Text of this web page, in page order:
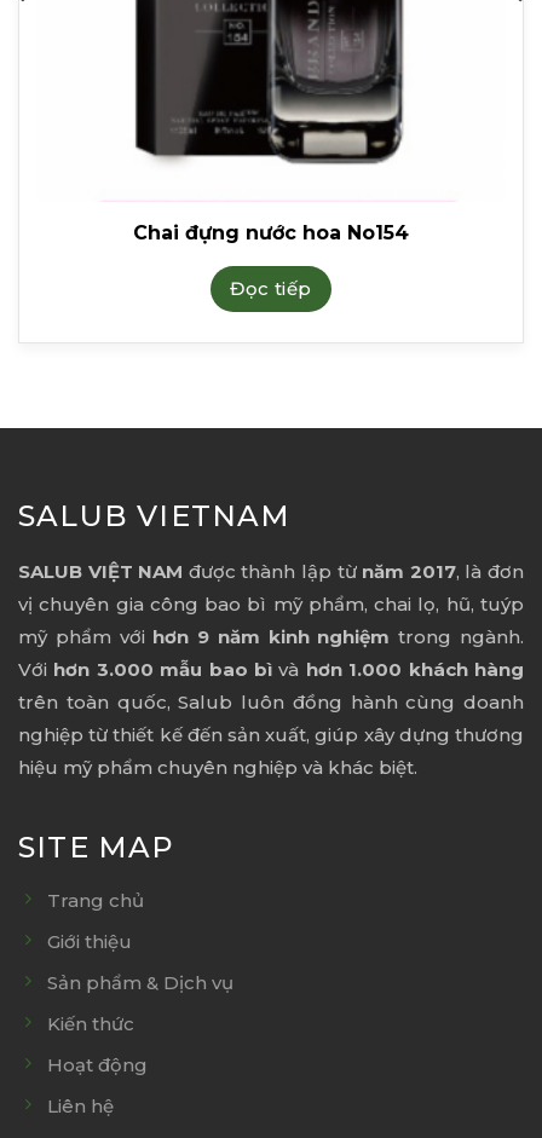
Chai đựng nước hoa No154
Đọc tiếp
SALUB VIETNAM
SALUB VIỆT NAM được thành lập từ năm 2017, là đơn
vị chuyên gia công bao bì mỹ phẩm, chai lọ, hũ, tuýp
mỹ phẩm với hơn 9 năm kinh nghiệm trong ngành.
Với hơn 3.000 mẫu bao bì và hơn 1.000 khách hàng
trên toàn quốc, Salub luôn đồng hành cùng doanh
nghiệp từ thiết kế đến sản xuất, giúp xây dựng thương
hiệu mỹ phẩm chuyên nghiệp và khác biệt.
SITE MAP
Trang chủ
Giới thiệu
Sản phẩm & Dịch vụ
Kiến thức
Hoạt động
Liên hệ